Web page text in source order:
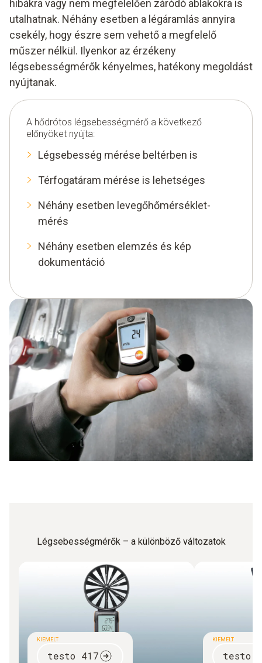
hibákra vagy nem megfelelően záródó ablakokra is
utalhatnak. Néhány esetben a légáramlás annyira
csekély, hogy észre sem vehető a megfelelő
műszer nélkül. Ilyenkor az érzékeny
légsebességmérők kényelmes, hatékony megoldást
nyújtanak.
A hődrótos légsebességmérő a következő
előnyöket nyújta:
Légsebesség mérése beltérben is
Térfogatáram mérése is lehetséges
Néhány esetben levegőhőmérséklet-
mérés
Néhány esetben elemzés és kép
dokumentáció
Légsebességmérők – a különböző változatok
KIEMELT
testo 417
KIEMELT
testo